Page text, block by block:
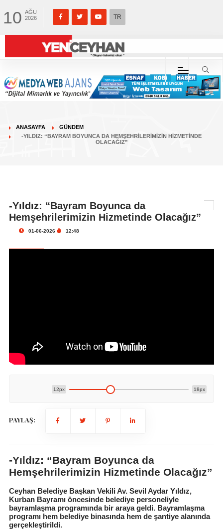
10 AĞU
2026
TR
ANASAYFA
GÜNDEM
-YILDIZ: “BAYRAM BOYUNCA DA HEMŞEHRILERIMIZIN HIZMETINDE
OLACAĞIZ”
-Yıldız: “Bayram Boyunca da
Hemşehrilerimizin Hizmetinde Olacağız”
01-06-2026 12:48
12px 18px
PAYLAŞ:
-Yıldız: “Bayram Boyunca da
Hemşehrilerimizin Hizmetinde Olacağız”
Ceyhan Belediye Başkan Vekili Av. Sevil Aydar Yıldız,
Kurban Bayramı öncesinde belediye personeliyle
bayramlaşma programında bir araya geldi. Bayramlaşma
programı hem belediye binasında hem de şantiye alanında
gerçekleştirildi.